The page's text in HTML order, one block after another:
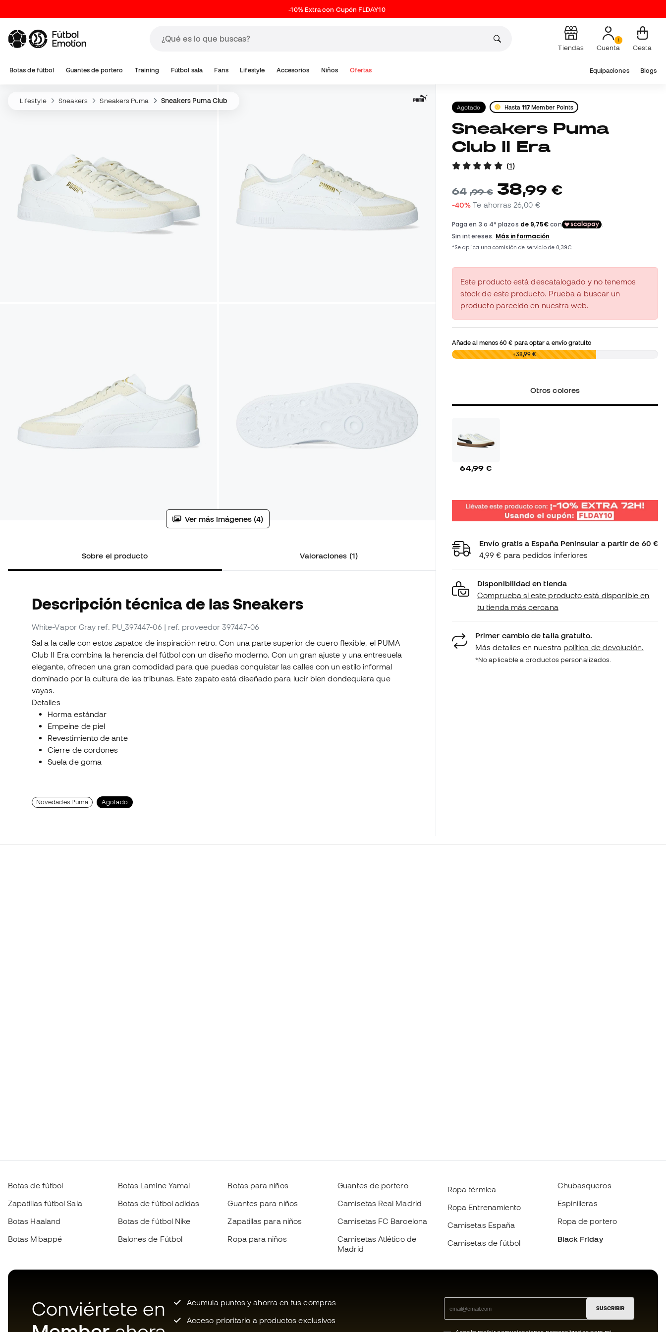
-10% Extra con Cupón FLDAY10
Tiendas Cuenta Cesta
Botas de fútbol Guantes de portero Training Fútbol sala Fans Lifestyle Accesorios Niños Ofertas Equipaciones Blogs
Lifestyle Sneakers Sneakers Puma Sneakers Puma Club
Ver más imágenes (4)
Sobre el producto Valoraciones (1)
Descripción técnica de las Sneakers
White-Vapor Gray ref. PU_397447-06 | ref. proveedor 397447-06
Sal a la calle con estos zapatos de inspiración retro. Con una parte superior de cuero flexible, el PUMA
Club II Era combina la herencia del fútbol con un diseño moderno. Con un gran ajuste y una entresuela
elegante, ofrecen una gran comodidad para que puedas conquistar las calles con un estilo informal
dominado por la cultura de las tribunas. Este zapato está diseñado para lucir bien dondequiera que
vayas.
Detalles
Horma estándar
Empeine de piel
Revestimiento de ante
Cierre de cordones
Suela de goma
Novedades Puma Agotado
Agotado Hasta117 Member Points
Sneakers Puma
Club II Era
(1)
64,99 € 38,99 €
-40% Te ahorras 26,00 €
Este producto está descatalogado y no tenemos
stock de este producto. Prueba a buscar un
producto parecido en nuestra web.
Añade al menos60 € para optar a envío gratuito
0,00 € +38,99 €
Otros colores
64,99 €
Envío gratis a España Peninsular a partir de 60 €
4,99 € para pedidos inferiores
Disponibilidad en tienda
Comprueba si este producto está disponible en
tu tienda más cercana
Primer cambio de talla gratuito.
Más detalles en nuestra política de devolución.
*No aplicable a productos personalizados.
Botas de fútbol
Zapatillas fútbol Sala
Botas Haaland
Botas Mbappé
Botas Lamine Yamal
Botas de fútbol adidas
Botas de fútbol Nike
Balones de Fútbol
Botas para niños
Guantes para niños
Zapatillas para niños
Ropa para niños
Guantes de portero
Camisetas Real Madrid
Camisetas FC Barcelona
Camisetas Atlético de
Madrid
Ropa térmica
Ropa Entrenamiento
Camisetas España
Camisetas de fútbol
Chubasqueros
Espinilleras
Ropa de portero
Black Friday
Conviértete en
Acumula puntos y ahorra en tus compras
Acceso prioritario a productos exclusivos
SUSCRIBIR